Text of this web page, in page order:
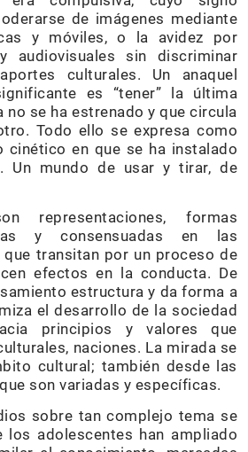
de imágenes mediante
y móviles, o la avidez por
audiovisuales sin discriminar
culturales. Un anaquel
es “tener” la última
no se ha estrenado y que circula
Todo ello se expresa como
cinético en que se ha instalado
Un mundo de usar y tirar, de
representaciones, formas
y consensuadas en las
transitan por un proceso de
efectos en la conducta. De
estructura y da forma a
el desarrollo de la sociedad
principios y valores que
naciones. La mirada se
cultural; también desde las
son variadas y específicas.
sobre tan complejo tema se
los adolescentes han ampliado